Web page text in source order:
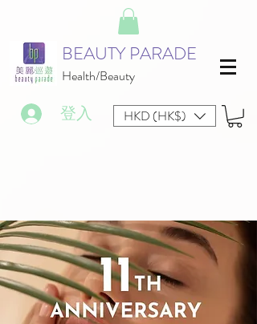
BEAUTY PARADE
Health/Beauty
登入 HKD (HK$)